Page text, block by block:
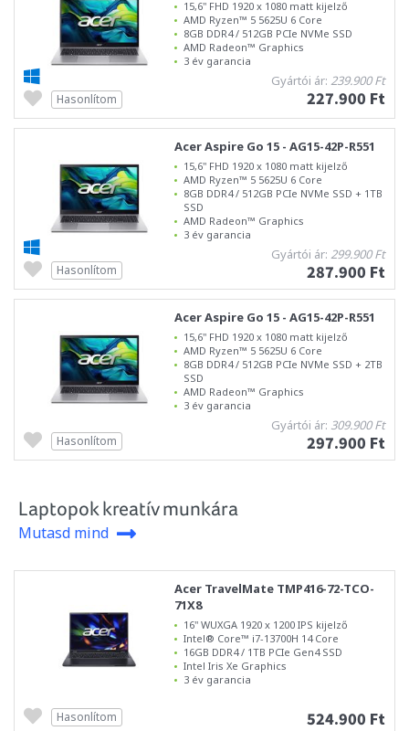
15,6" FHD 1920 x 1080 matt kijelző
AMD Ryzen™ 5 5625U 6 Core
8GB DDR4 / 512GB PCIe NVMe SSD
AMD Radeon™ Graphics
3 év garancia
Gyártói ár: 239.900 Ft
227.900 Ft
Hasonlítom
Acer Aspire Go 15 - AG15-42P-R551
15,6" FHD 1920 x 1080 matt kijelző
AMD Ryzen™ 5 5625U 6 Core
8GB DDR4 / 512GB PCIe NVMe SSD + 1TB
SSD
AMD Radeon™ Graphics
3 év garancia
Gyártói ár: 299.900 Ft
287.900 Ft
Hasonlítom
Acer Aspire Go 15 - AG15-42P-R551
15,6" FHD 1920 x 1080 matt kijelző
AMD Ryzen™ 5 5625U 6 Core
8GB DDR4 / 512GB PCIe NVMe SSD + 2TB
SSD
AMD Radeon™ Graphics
3 év garancia
Gyártói ár: 309.900 Ft
297.900 Ft
Hasonlítom
Laptopok kreatív munkára
Mutasd mind
Acer TravelMate TMP416-72-TCO-
71X8
16" WUXGA 1920 x 1200 IPS kijelző
Intel® Core™ i7-13700H 14 Core
16GB DDR4 / 1TB PCIe Gen4 SSD
Intel Iris Xe Graphics
3 év garancia
524.900 Ft
Hasonlítom